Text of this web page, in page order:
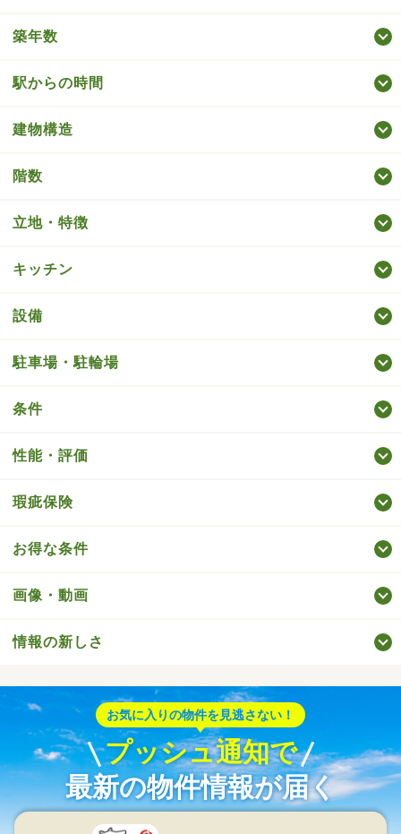
築年数
駅からの時間
建物構造
階数
立地・特徴
キッチン
設備
駐車場・駐輪場
条件
性能・評価
瑕疵保険
お得な条件
画像・動画
情報の新しさ
お気に入りの物件を見逃さない！
プッシュ通知で
最新の物件情報が届く